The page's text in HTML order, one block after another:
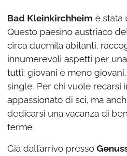
Bad Kleinkirchheim è stata
Questo paesino austriaco
circa duemila abitanti,
innumerevoli aspetti per
tutti: giovani e meno
single. Per chi vuole recarsi
appassionato di sci, ma
dedicarsi una vacanza di
terme.
Già dall’arrivo presso